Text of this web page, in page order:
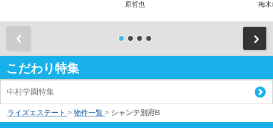
原哲也 梅木
こだわり特集
中村学園特集
ライズエステート > 物件一覧 > シャンテ別府B